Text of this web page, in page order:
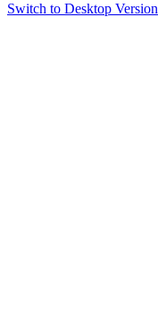
Switch to Desktop Version